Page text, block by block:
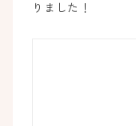
りました！